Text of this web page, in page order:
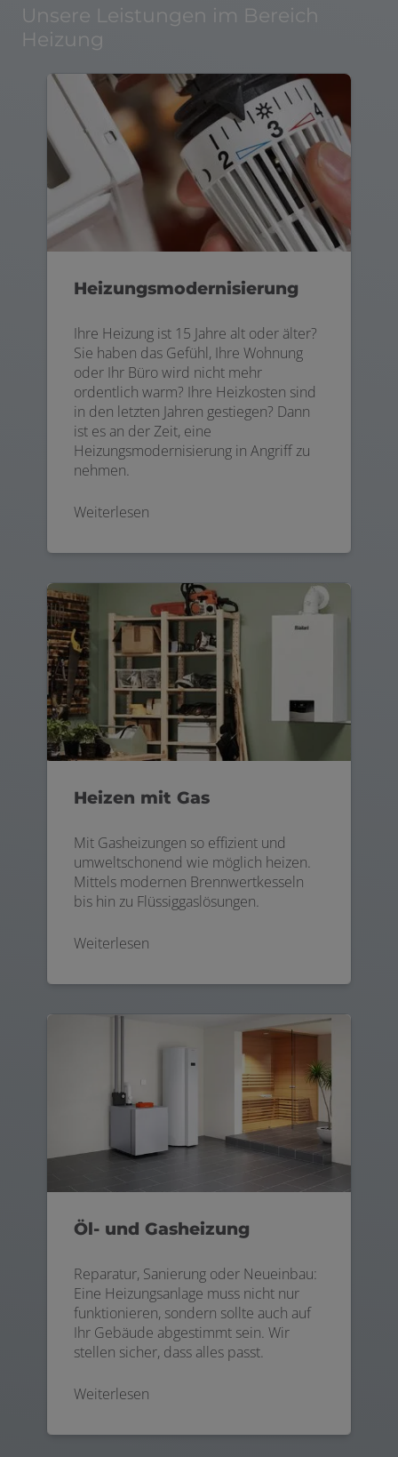
Unsere Leistungen im Bereich
Heizung
Heizungsmodernisierung
Ihre Heizung ist 15 Jahre alt oder älter?
Sie haben das Gefühl, Ihre Wohnung
oder Ihr Büro wird nicht mehr
ordentlich warm? Ihre Heizkosten sind
in den letzten Jahren gestiegen? Dann
ist es an der Zeit, eine
Heizungsmodernisierung in Angriff zu
nehmen.
Weiterlesen
Heizen mit Gas
Mit Gasheizungen so effizient und
umweltschonend wie möglich heizen.
Mittels modernen Brennwertkesseln
bis hin zu Flüssiggaslösungen.
Weiterlesen
Öl- und Gasheizung
Reparatur, Sanierung oder Neueinbau:
Eine Heizungsanlage muss nicht nur
funktionieren, sondern sollte auch auf
Ihr Gebäude abgestimmt sein. Wir
stellen sicher, dass alles passt.
Weiterlesen